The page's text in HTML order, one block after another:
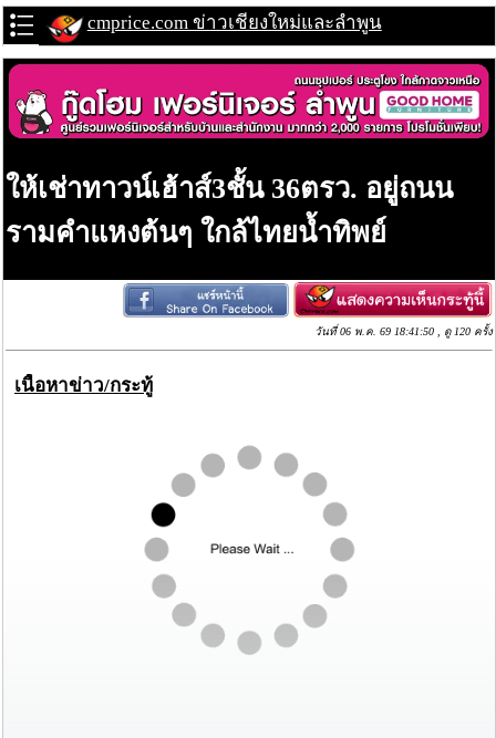
cmprice.com ข่าวเชียงใหม่และลำพูน
ให้เช่าทาวน์เฮ้าส์3ชั้น 36ตรว. อยู่ถนน
รามคำแหงต้นๆ ใกล้ไทยน้ำทิพย์
วันที่ 06 พ.ค. 69 18:41:50 , ดู 120 ครั้ง
เนื้อหาข่าว/กระทู้